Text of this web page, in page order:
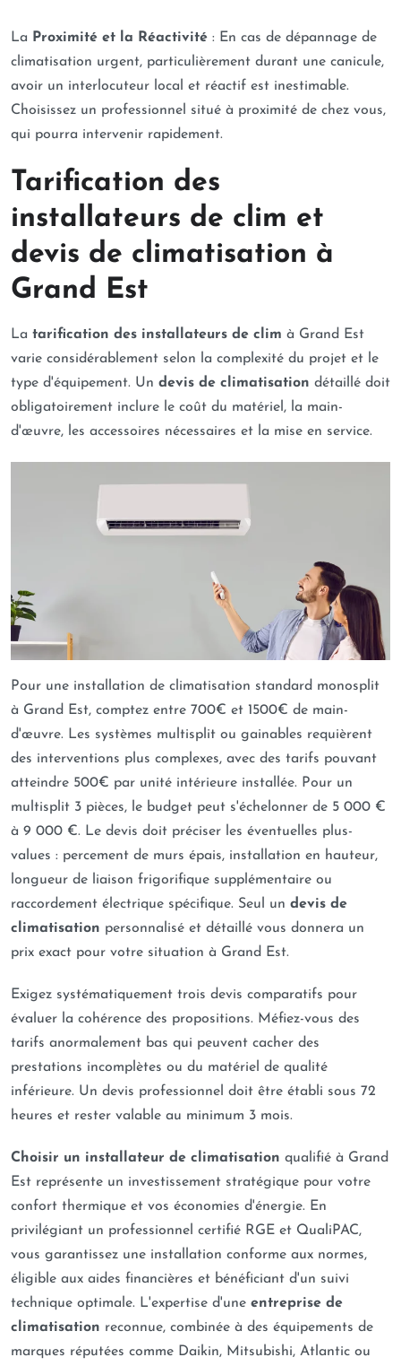
engageons à être réactifs. Que ce soit pour une
première prise de contact, une visite technique ou
un dépannage urgent, notre organisation est
pensée pour intervenir dans les meilleurs délais à
Illkirch-Graffenstaden et dans sa périphérie.
Satisfaction client garantie :
est notre meilleure publicité. Nous mettons un point
d’honneur à fournir un travail soigné, à être à votre
écoute à chaque étape du projet, et à laisser un
chantier parfaitement propre après notre passage.
Notre service après-vente reste disponible pour
Des tarifs de services justes et transparents :
Nous pratiquons une politique de prix équitable.
Nous vous proposons le meilleur rapport qualité-
prix en sélectionnant des équipements fiables et
performants, et en optimisant nos prestations pour
vous garantir des tarifs compétitifs et justifiés.
Notre zone d’intervention
autour d’Illkirch-
Basée au cœur de l’Eurométropole, notre entreprise
Stratherm
intervient principalement sur la commune
communes voisines telles que
Fegersheim, Lingolsheim, Ostwald, Geispolsheim et
. Nous étendons également notre savoir-faire
à un périmètre plus large dans le Bas-Rhin pour
accompagner nos clients dans tous leurs projets de
climatisation et de pompe à chaleur, assurant un service
de qualité sur un vaste secteur.
Contactez votre expert
pour l’installation ou
l’entretien de votre
climatisation
Vous souhaitez faire installer une climatisation
réversible pour affronter les saisons en toute quiétude ?
Vous envisagez de remplacer votre ancienne chaudière
avez besoin d’un contrat d’entretien fiable pour votre
équipement actuel ? L’équipe deStratherm est à votre
disposition pour échanger sur votre projet et vous
fournir des conseils d’experts. Demandez dès aujourd’hui
votre étude personnalisée et votre devis gratuit pour
une solution de chauffage et de rafraîchissement
performante à Illkirch-Graffenstaden.
La Proximité et la Réactivité : En cas de dépannage de
climatisation urgent, particulièrement durant une canicule,
avoir un interlocuteur local et réactif est inestimable.
Choisissez un professionnel situé à proximité de chez vous,
qui pourra intervenir rapidement.
Tarification des
installateurs de clim et
devis de climatisation à
Grand Est
La tarification des installateurs de clim à Grand Est
varie considérablement selon la complexité du projet et le
type d'équipement. Un devis de climatisation détaillé doit
obligatoirement inclure le coût du matériel, la main-
d'œuvre, les accessoires nécessaires et la mise en service.
Pour une installation de climatisation standard monosplit
à Grand Est, comptez entre 700€ et 1500€ de main-
d'œuvre. Les systèmes multisplit ou gainables requièrent
des interventions plus complexes, avec des tarifs pouvant
atteindre 500€ par unité intérieure installée. Pour un
multisplit 3 pièces, le budget peut s'échelonner de 5 000 €
à 9 000 €. Le devis doit préciser les éventuelles plus-
values : percement de murs épais, installation en hauteur,
longueur de liaison frigorifique supplémentaire ou
raccordement électrique spécifique. Seul un devis de
climatisation personnalisé et détaillé vous donnera un
prix exact pour votre situation à Grand Est.
Exigez systématiquement trois devis comparatifs pour
évaluer la cohérence des propositions. Méfiez-vous des
tarifs anormalement bas qui peuvent cacher des
prestations incomplètes ou du matériel de qualité
inférieure. Un devis professionnel doit être établi sous 72
heures et rester valable au minimum 3 mois.
Choisir un installateur de climatisation qualifié à Grand
Est représente un investissement stratégique pour votre
confort thermique et vos économies d'énergie. En
privilégiant un professionnel certifié RGE et QualiPAC,
vous garantissez une installation conforme aux normes,
éligible aux aides financières et bénéficiant d'un suivi
technique optimale. L'expertise d'une entreprise de
climatisation reconnue, combinée à des équipements de
marques réputées comme Daikin, Mitsubishi, Atlantic ou